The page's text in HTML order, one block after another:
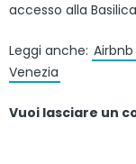
accesso alla
Leggi anche:
Venezia
Vuoi lasciare un